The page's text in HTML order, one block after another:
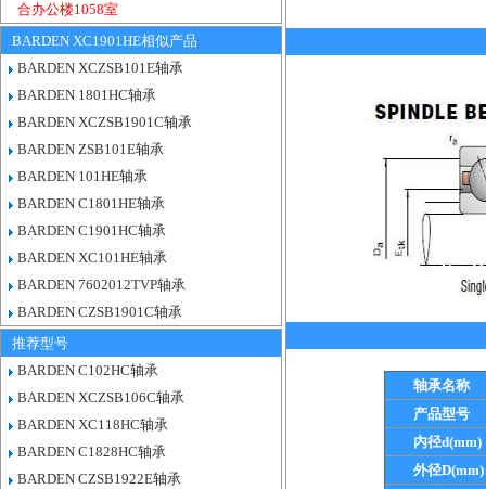
合办公楼1058室
BARDEN XC1901HE相似产品
BARDEN XCZSB101E轴承
BARDEN 1801HC轴承
BARDEN XCZSB1901C轴承
BARDEN ZSB101E轴承
BARDEN 101HE轴承
BARDEN C1801HE轴承
BARDEN C1901HC轴承
BARDEN XC101HE轴承
BARDEN 7602012TVP轴承
BARDEN CZSB1901C轴承
推荐型号
BARDEN C102HC轴承
BARDEN XCZSB106C轴承
BARDEN XC118HC轴承
BARDEN C1828HC轴承
BARDEN CZSB1922E轴承
轴承名称
产品型号
内径d(mm)
外径D(mm)